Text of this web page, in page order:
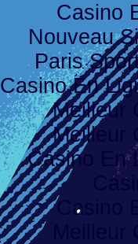
Casino
Nouveau
Paris
Casino En
Meilleur
Meilleur
Casino En
Casino